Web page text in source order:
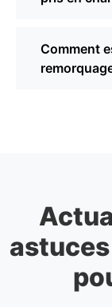
Comment
astuces